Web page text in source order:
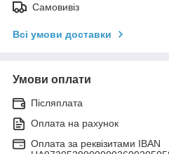
Самовивіз
Всі умови доставки
Умови оплати
Післяплата
Оплата на рахунок
Оплата за реквізитами IBAN